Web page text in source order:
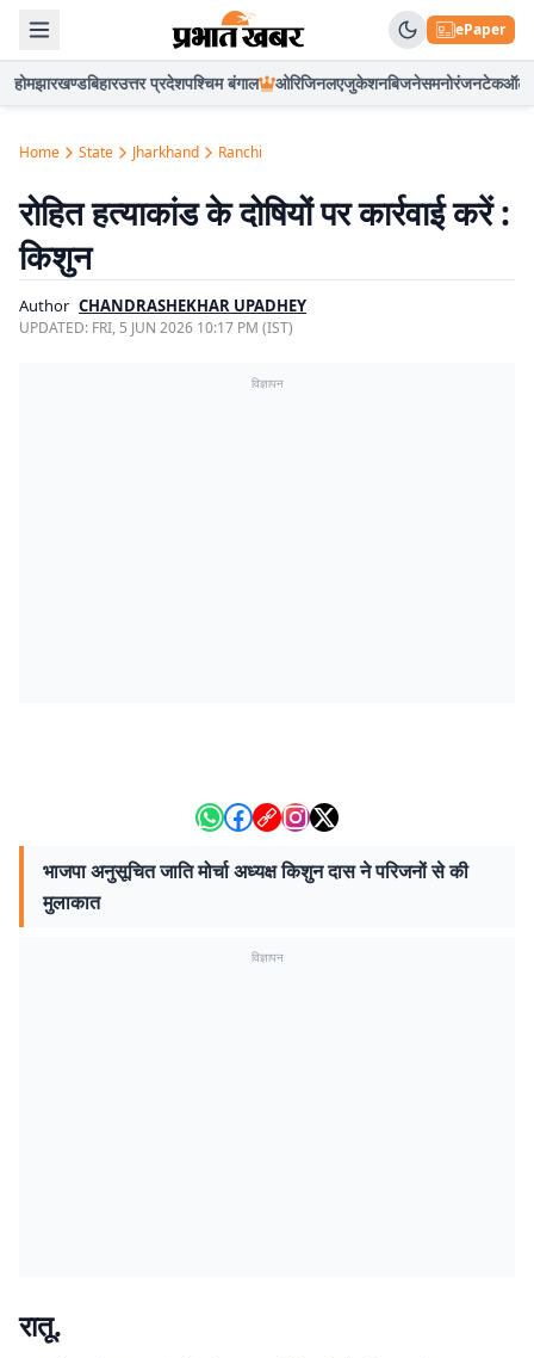
ePaper
होमझारखण्डबिहारउत्तर प्रदेशपश्चिम बंगाल ओरिजिनलएजुकेशनबिजनेसमनोरंजनटेकऑटो
Home State Jharkhand Ranchi
रोहित हत्याकांड के दोषियों पर कार्रवाई करें :
किशुन
Author CHANDRASHEKHAR UPADHEY
UPDATED: FRI, 5 JUN 2026 10:17 PM (IST)
विज्ञापन
भाजपा अनुसूचित जाति मोर्चा अध्यक्ष किशुन दास ने परिजनों से की
मुलाकात
विज्ञापन
रातू.